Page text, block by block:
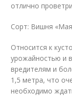
отлично
Сорт: Вишня
Относится к
урожайностью и
вредителям и
1,5 метра, что
необходимо